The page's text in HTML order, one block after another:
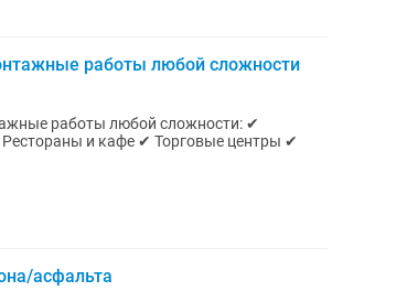
работы любой сложности
и кафе ✔ Торговые центры ✔
асфальта